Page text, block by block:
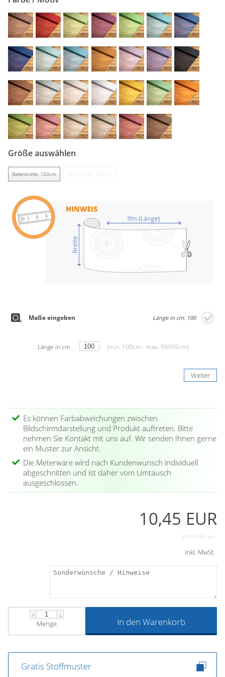
Stoffe
Panneaux
Größe auswählen
Ballenbreite: 150cm
Maße eingeben Länge in cm: 100
Länge in cm (min. 100cm - max. 99999cm)
Weiter
Es können Farbabweichungen zwischen
Bildschirmdarstellung und Produkt auftreten. Bitte
nehmen Sie Kontakt mit uns auf. Wir senden Ihnen gerne
ein Muster zur Ansicht.
Die Meterware wird nach Kundenwunsch individuell
abgeschnitten und ist daher vom Umtausch
ausgeschlossen.
10,45 EUR
6,97 EUR / qm
inkl. MwSt.
▼ ▲
Menge In den Warenkorb
Gratis Stoffmuster